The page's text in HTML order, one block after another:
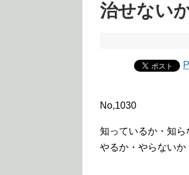
治せない
No,1030
知っているか・知ら
やるか・やらないか